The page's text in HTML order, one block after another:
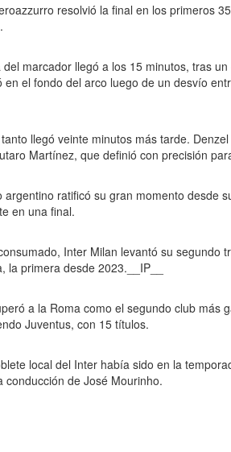
resolvió la final en los primeros
del marcador llegó a los 15 minutos, tras
en el fondo del arco luego de un desvío
llegó veinte minutos más tarde.
Martínez, que definió con precisión
argentino ratificó su gran momento desde
en una final.
Inter Milan levantó su segundo
la primera desde 2023.__IP__
a la Roma como el segundo club más
Juventus, con 15 títulos.
local del Inter había sido en la
conducción de José Mourinho.